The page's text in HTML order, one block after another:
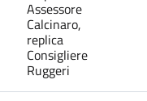
Assessore
Calcinaro,
replica
Consigliere
Ruggeri